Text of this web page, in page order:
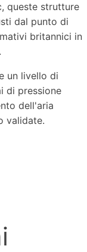
queste strutture
dal punto di
britannici in
un livello di
di pressione
dell'aria
validate.